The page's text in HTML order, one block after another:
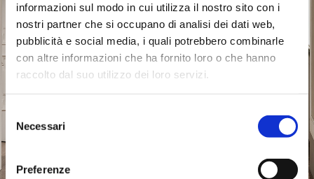
informazioni sul modo in cui utilizza il nostro sito con i
nostri partner che si occupano di analisi dei dati web,
pubblicità e social media, i quali potrebbero combinarle
con altre informazioni che ha fornito loro o che hanno
raccolto dal suo utilizzo dei loro servizi.
Selezione
del
consenso
Necessari
Preferenze